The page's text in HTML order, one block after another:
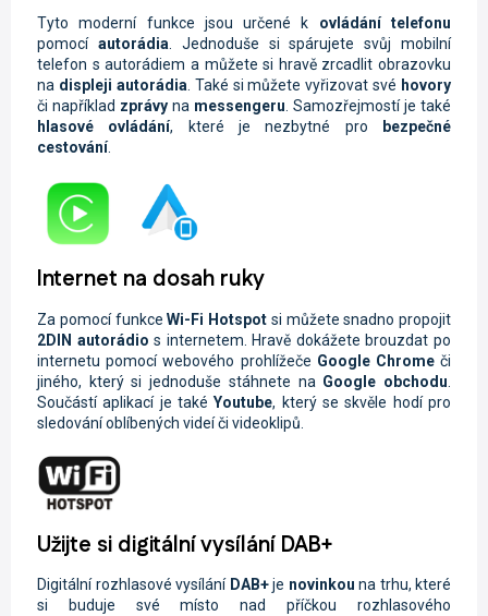
Tyto moderní funkce jsou určené k ovládání telefonu
pomocíautorádia . Jednoduše si spárujete svůj mobilní
telefon s autorádiem a můžete si hravě zrcadlit obrazovku
na displeji autorádia . Také si můžete vyřizovat své hovory
či například zprávy na messengeru . Samozřejmostí je také
hlasové ovládání, které je nezbytné pro
bezpečné
cestování.
Internet na dosah ruky
Za pomocí funkceWi-Fi Hotspot si můžete snadno propojit
2DIN autorádio s internetem. Hravě dokážete brouzdat po
internetu pomocí webového prohlížeče Google Chromeči
jiného, který si jednoduše stáhnete na Google obchodu
Součástí aplikací je takéYoutube, který se skvěle hodí pro
sledování oblíbených videí či videoklipů.
Užijte si digitální vysílání DAB+
Digitální rozhlasové vysílání DAB+je novinkou na trhu, které
si buduje své místo nad příčkou rozhlasového